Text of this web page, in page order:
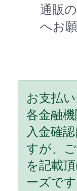
通販
へお
お支払
各金融機
入金確
すが、
を記載
ーズです